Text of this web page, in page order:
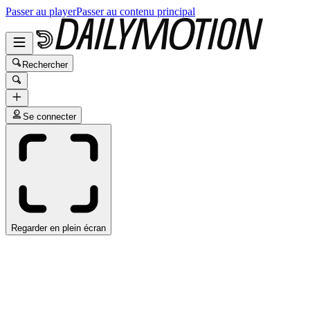
Passer au playerPasser au contenu principal
Rechercher
Se connecter
Regarder en plein écran